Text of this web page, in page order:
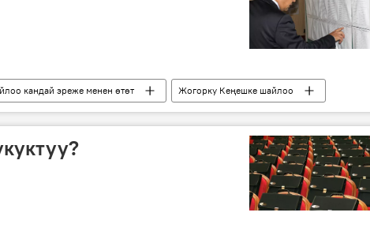
кандай эреже менен өтөт
Жогорку Кеңешке шайлоо
добуш берүү Шайлоо-2015 регламент